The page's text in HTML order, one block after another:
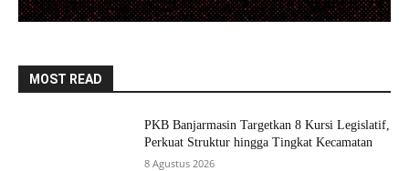
MOST READ
PKB Banjarmasin Targetkan 8 Kursi Legislatif,
Perkuat Struktur hingga Tingkat Kecamatan
8 Agustus 2026